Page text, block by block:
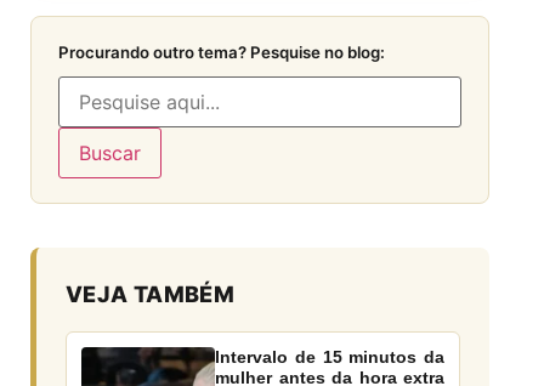
Procurando outro tema? Pesquise no blog:
Buscar
VEJA TAMBÉM
Intervalo de 15 minutos da
mulher antes da hora extra